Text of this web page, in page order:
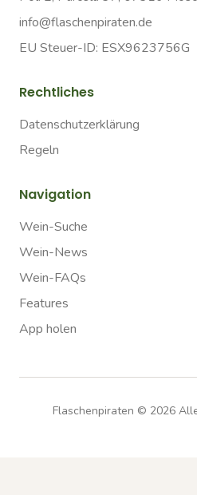
info@flaschenpiraten.de
EU Steuer-ID: ESX9623756G
Rechtliches
Datenschutzerklärung
Regeln
Navigation
Wein-Suche
Wein-News
Wein-FAQs
Features
App holen
Flaschenpiraten © 2026